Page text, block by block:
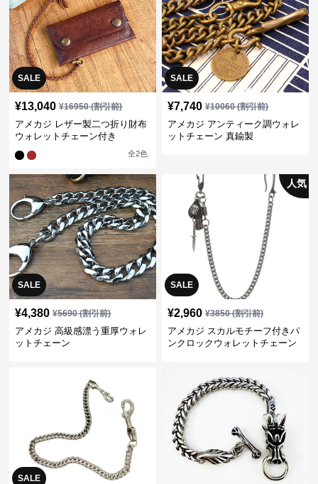
SALE
¥13,040 ¥16950(割引前)
アメカジ レザー製二つ折り財布
ウォレットチェーン付き
全2色
SALE
¥7,740 ¥10060(割引前)
アメカジ アンティーク調ウォレ
ットチェーン 真鍮製
SALE
¥4,380 ¥5690(割引前)
アメカジ 高級感漂う重厚ウォレ
ットチェーン
SALE
人気
¥2,960 ¥3850(割引前)
アメカジ スカルモチーフ付きパ
ンクロックウォレットチェーン
SALE